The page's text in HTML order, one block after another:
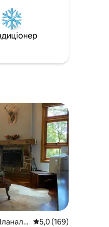
Середня оцінка: 5,0
5,0 (169)